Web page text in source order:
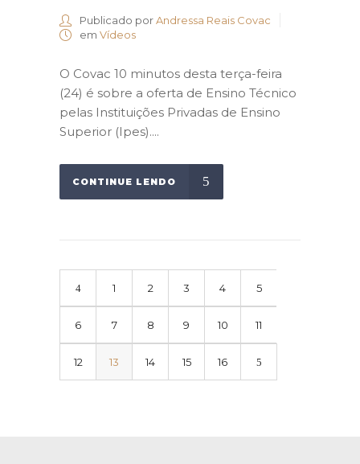
Publicado porAndressa Reais Covac
em Vídeos
O Covac 10 minutos desta terça-feira
(24) é sobre a oferta de Ensino Técnico
pelas Instituições Privadas de Ensino
Superior (Ipes)....
CONTINUE LENDO
1 2 3 4 5
6 7 8 9 10 11
12 13 14 15 16